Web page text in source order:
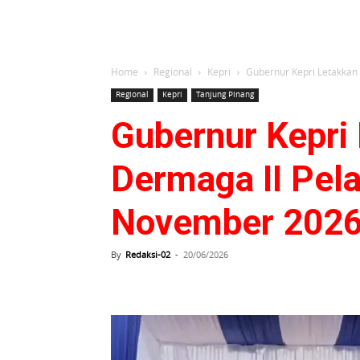
Home Regional Kepri Gubernur Kepri Letakkan
Regional Kepri Tanjung Pinang
Gubernur
Dermaga II
November
By Redaksi-02 - 20/06/2026